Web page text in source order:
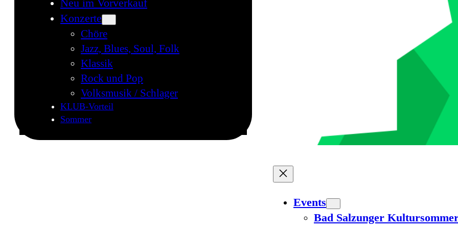
Neu im Vorverkauf
Konzerte
Chöre
Jazz, Blues, Soul, Folk
Klassik
Rock und Pop
Volksmusik / Schlager
KLUB-Vorteil
Sommer
Events
Bad Salzunger